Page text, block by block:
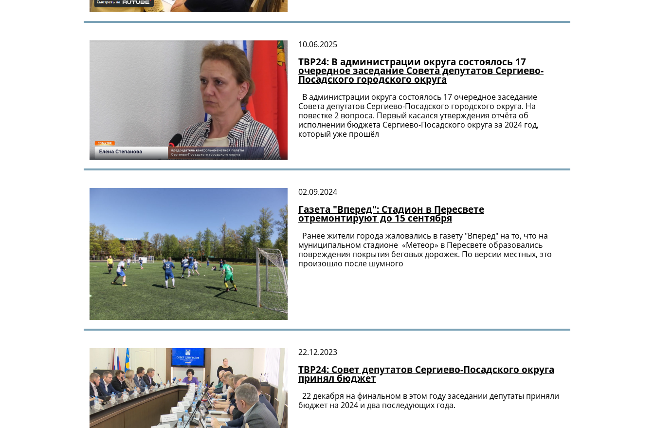
10.06.2025
ТВР24: В администрации округа состоялось 17
очередное заседание Совета депутатов Сергиево-
Посадского городского округа
В администрации округа состоялось 17 очередное заседание
Совета депутатов Сергиево-Посадского городского округа. На
повестке 2 вопроса. Первый касался утверждения отчёта об
исполнении бюджета Сергиево-Посадского округа за 2024 год,
который уже прошёл
02.09.2024
Газета "Вперед": Стадион в Пересвете
отремонтируют до 15 сентября
Ранее жители города жаловались в газету "Вперед" на то, что на
муниципальном стадионе «Метеор» в Пересвете образовались
повреждения покрытия беговых дорожек. По версии местных, это
произошло после шумного
22.12.2023
ТВР24: Совет депутатов Сергиево-Посадского округа
принял бюджет
22 декабря на финальном в этом году заседании депутаты приняли
бюджет на 2024 и два последующих года.